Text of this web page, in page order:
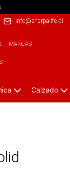
info@sherpalife.cl
MARCAS
Calzado